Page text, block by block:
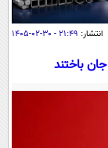
انتشار: ۲۱:۴۹ - ۳۰-۰۲-۱۴۰۵